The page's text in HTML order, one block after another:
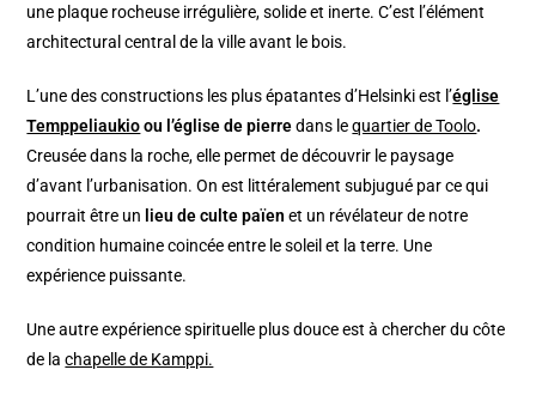
une plaque rocheuse irrégulière, solide et inerte. C’est l’élément
architectural central de la ville avant le bois.
L’une des constructions les plus épatantes d’Helsinki est l’église
Temppeliaukioou l’église de pierredans lequartier de Toolo.
Creusée dans la roche, elle permet de découvrir le paysage
d’avant l’urbanisation. On est littéralement subjugué par ce qui
pourrait être un lieu de culte païen et un révélateur de notre
condition humaine coincée entre le soleil et la terre. Une
expérience puissante.
Une autre expérience spirituelle plus douce est à chercher du côte
de lachapelle de Kamppi.